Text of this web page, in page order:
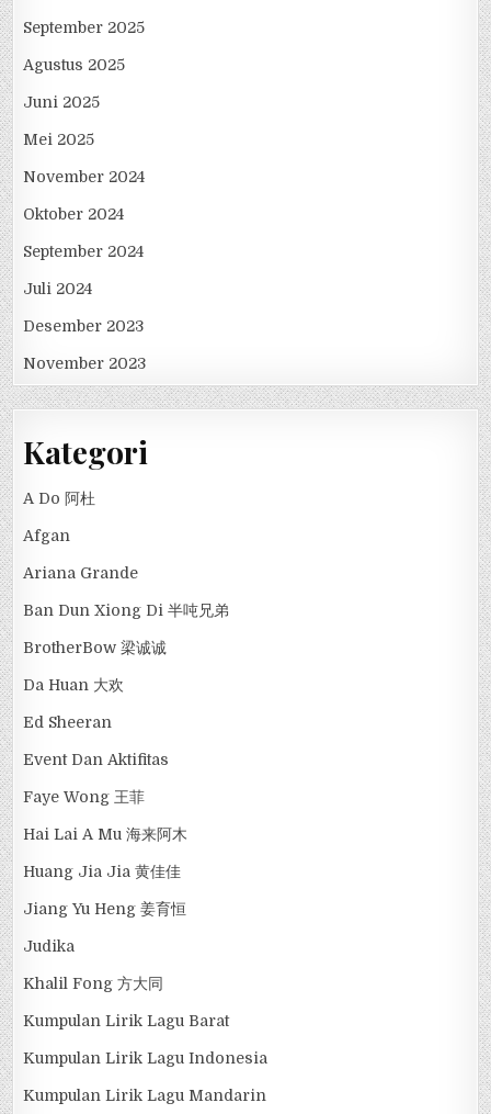
September 2025
Agustus 2025
Juni 2025
Mei 2025
November 2024
Oktober 2024
September 2024
Juli 2024
Desember 2023
November 2023
Kategori
A Do 阿杜
Afgan
Ariana Grande
Ban Dun Xiong Di 半吨兄弟
BrotherBow 梁诚诚
Da Huan 大欢
Ed Sheeran
Event Dan Aktifitas
Faye Wong 王菲
Hai Lai A Mu 海来阿木
Huang Jia Jia 黄佳佳
Jiang Yu Heng 姜育恒
Judika
Khalil Fong 方大同
Kumpulan Lirik Lagu Barat
Kumpulan Lirik Lagu Indonesia
Kumpulan Lirik Lagu Mandarin